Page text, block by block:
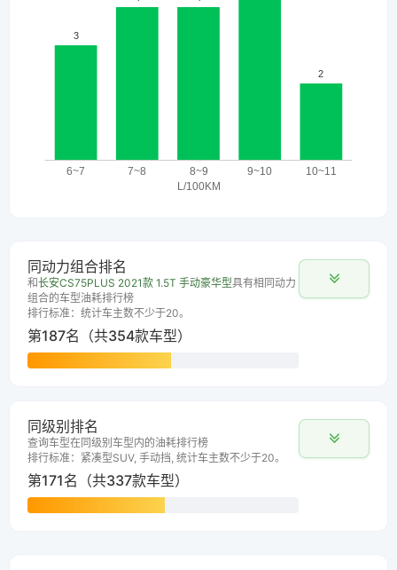
同动力组合排名
和长安CS75PLUS 2021款 1.5T 手动豪华型具有相同动力
组合的车型油耗排行榜
排行标准：统计车主数不少于20。
第187名（共354款车型）
同级别排名
查询车型在同级别车型内的油耗排行榜
排行标准：紧凑型SUV, 手动挡, 统计车主数不少于20。
第171名（共337款车型）